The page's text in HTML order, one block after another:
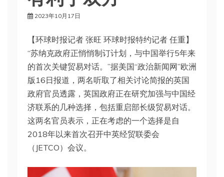
2023年10月17日
【环球时报记者 张旺 环球时报特约记者 任重】
“苏纳克政府正悄悄制订计划，与中国举行5年来
的首次关键贸易对话。”据美国“政治新闻网”欧洲
版16日报道，两名听取了相关讨论简报的英国
政府官员透露，英国政府正在研究加强与中国经
济联系的几种选择，包括重启部长级贸易对话。
这两名官员表示，正在考虑的一个选择是自
2018年以来首次召开中英经贸联委会
（JETCO）会议。